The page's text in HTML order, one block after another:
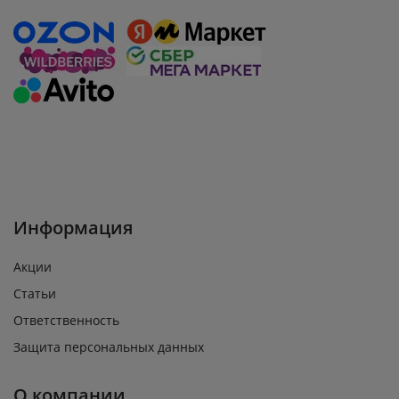
Информация
Акции
Статьи
Ответственность
Защита персональных данных